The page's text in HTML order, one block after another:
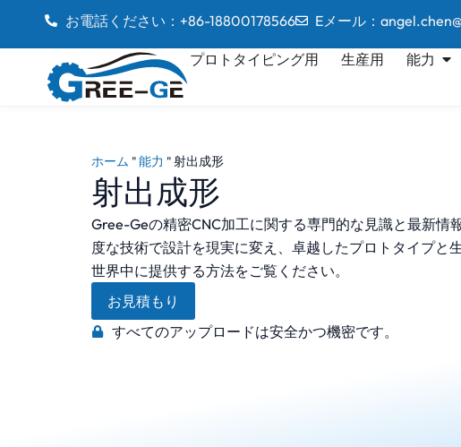
お電話ください：+86-18800178566 Eメール：
プロトタイピング用 生産用 能力
ホーム "能力 "射出成形
射出成形
Gree-Geの精密CNC加工に関する専門的な見識と最新情
度な技術で設計を現実に変え、卓越したプロトタイプと
世界中に提供する方法をご覧ください。
お見積もり
すべてのアップロードは安全かつ機密です。